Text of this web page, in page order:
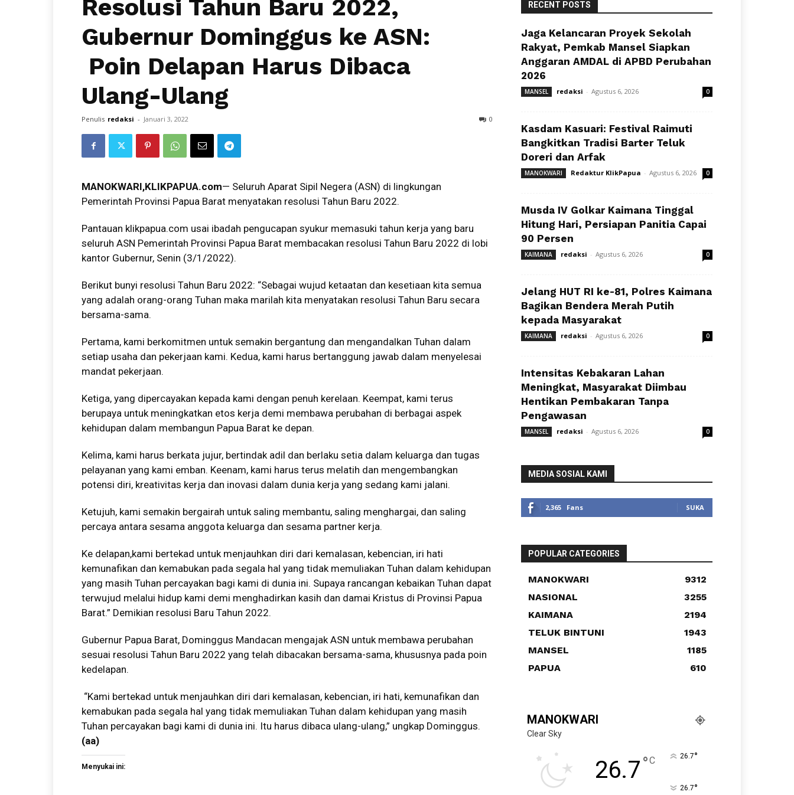
Resolusi Tahun Baru 2022,
Gubernur Dominggus ke ASN:
Poin Delapan Harus Dibaca
Ulang-Ulang
Penulis redaksi - Januari 3, 2022 0
MANOKWARI,KLIKPAPUA.com— Seluruh Aparat Sipil Negera (ASN) di lingkungan
Pemerintah Provinsi Papua Barat menyatakan resolusi Tahun Baru 2022.
Pantauan klikpapua.com usai ibadah pengucapan syukur memasuki tahun kerja yang baru
seluruh ASN Pemerintah Provinsi Papua Barat membacakan resolusi Tahun Baru 2022 di lobi
kantor Gubernur, Senin (3/1/2022).
Berikut bunyi resolusi Tahun Baru 2022: “Sebagai wujud ketaatan dan kesetiaan kita semua
yang adalah orang-orang Tuhan maka marilah kita menyatakan resolusi Tahun Baru secara
bersama-sama.
Pertama, kami berkomitmen untuk semakin bergantung dan mengandalkan Tuhan dalam
setiap usaha dan pekerjaan kami. Kedua, kami harus bertanggung jawab dalam menyelesai
mandat pekerjaan.
Ketiga, yang dipercayakan kepada kami dengan penuh kerelaan. Keempat, kami terus
berupaya untuk meningkatkan etos kerja demi membawa perubahan di berbagai aspek
kehidupan dalam membangun Papua Barat ke depan.
Kelima, kami harus berkata jujur, bertindak adil dan berlaku setia dalam keluarga dan tugas
pelayanan yang kami emban. Keenam, kami harus terus melatih dan mengembangkan
potensi diri, kreativitas kerja dan inovasi dalam dunia kerja yang sedang kami jalani.
Ketujuh, kami semakin bergairah untuk saling membantu, saling menghargai, dan saling
percaya antara sesama anggota keluarga dan sesama partner kerja.
Ke delapan,kami bertekad untuk menjauhkan diri dari kemalasan, kebencian, iri hati
kemunafikan dan kemabukan pada segala hal yang tidak memuliakan Tuhan dalam kehidupan
yang masih Tuhan percayakan bagi kami di dunia ini. Supaya rancangan kebaikan Tuhan dapat
terwujud melalui hidup kami demi menghadirkan kasih dan damai Kristus di Provinsi Papua
Barat.” Demikian resolusi Baru Tahun 2022.
Gubernur Papua Barat, Dominggus Mandacan mengajak ASN untuk membawa perubahan
sesuai resolusi Tahun Baru 2022 yang telah dibacakan bersama-sama, khususnya pada poin
kedelapan.
“Kami bertekad untuk menjauhkan diri dari kemalasan, kebencian, iri hati, kemunafikan dan
kemabukan pada segala hal yang tidak memuliakan Tuhan dalam kehidupan yang masih
Tuhan percayakan bagi kami di dunia ini. Itu harus dibaca ulang-ulang,” ungkap Dominggus.
(aa)
Menyukai ini:
RECENT POSTS
Jaga Kelancaran Proyek Sekolah
Rakyat, Pemkab Mansel Siapkan
Anggaran AMDAL di APBD Perubahan
2026
MANSEL redaksi - Agustus 6, 2026 0
Kasdam Kasuari: Festival Raimuti
Bangkitkan Tradisi Barter Teluk
Doreri dan Arfak
MANOKWARI Redaktur KlikPapua - Agustus 6, 2026 0
Musda IV Golkar Kaimana Tinggal
Hitung Hari, Persiapan Panitia Capai
90 Persen
KAIMANA redaksi - Agustus 6, 2026 0
Jelang HUT RI ke-81, Polres Kaimana
Bagikan Bendera Merah Putih
kepada Masyarakat
KAIMANA redaksi - Agustus 6, 2026 0
Intensitas Kebakaran Lahan
Meningkat, Masyarakat Diimbau
Hentikan Pembakaran Tanpa
Pengawasan
MANSEL redaksi - Agustus 6, 2026 0
MEDIA SOSIAL KAMI
2,365 Fans SUKA
POPULAR CATEGORIES
MANOKWARI
9312
NASIONAL
3255
KAIMANA
2194
TELUK BINTUNI
1943
MANSEL
1185
PAPUA
610
MANOKWARI
Clear Sky
26.7°C 26.7°
26.7°